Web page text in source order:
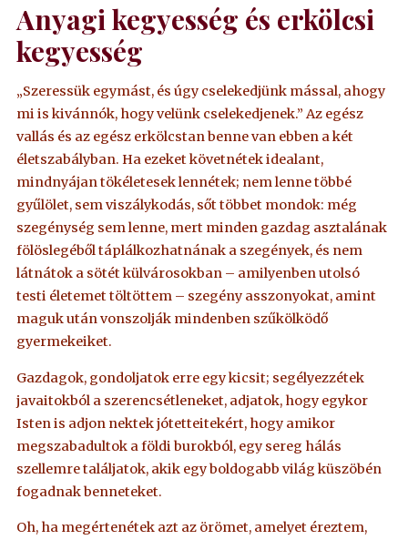
Anyagi kegyesség és erkölcsi
kegyesség
„Szeressük egymást, és úgy cselekedjünk mással, ahogy
mi is kivánnók, hogy velünk cselekedjenek.” Az egész
vallás és az egész erkölcstan benne van ebben a két
életszabályban. Ha ezeket követnétek idealant,
mindnyájan tökéletesek lennétek; nem lenne többé
gyűlölet, sem viszálykodás, sőt többet mondok: még
szegénység sem lenne, mert minden gazdag asztalának
fölöslegéből táplálkozhatnának a szegények, és nem
látnátok a sötét külvárosokban – amilyenben utolsó
testi életemet töltöttem – szegény asszonyokat, amint
maguk után vonszolják mindenben szűkölködő
gyermekeiket.
Gazdagok, gondoljatok erre egy kicsit; segélyezzétek
javaitokból a szerencsétleneket, adjatok, hogy egykor
Isten is adjon nektek jótetteitekért, hogy amikor
megszabadultok a földi burokból, egy sereg hálás
szellemre találjatok, akik egy boldogabb világ küszöbén
fogadnak benneteket.
Oh, ha megértenétek azt az örömet, amelyet éreztem,